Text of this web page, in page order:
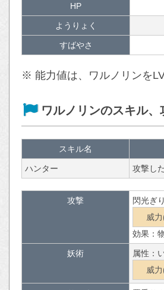
HP
ようりょく
すばやさ
※ 能力値は、ワルノリンを
ワルノリンのスキル
スキル名
ハンター 攻撃し
攻撃
閃光ぎり
威
効果：
妖術
属性：
威